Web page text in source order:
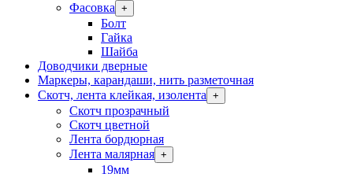
Фасовка +
Болт
Гайка
Шайба
Доводчики дверные
Маркеры, карандаши, нить разметочная
Скотч, лента клейкая, изолента +
Скотч прозрачный
Скотч цветной
Лента бордюрная
Лента малярная +
19мм